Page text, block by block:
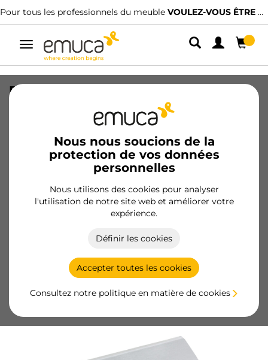
Pour tous les professionnels du meuble VOULEZ-VOUS ÊTRE CLIENT ?
Alterner
navigation
Nous nous soucions de la
protection de vos données
personnelles
Nous utilisons des cookies pour analyser
l'utilisation de notre site web et améliorer votre
expérience.
Définir les cookies
Accepter toutes les cookies
Consultez notre politique en matière de cookies
Profil triangulaire d'étanchéités pour
meubles de cuisine Plasline, longueur
3.9m, plastique, anodisé satiné
8914263/EAN 8432393123042
Produits essentiels
Devenir client